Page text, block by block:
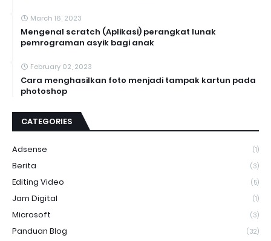
March 16, 2023
Mengenal scratch (Aplikasi) perangkat lunak
pemrograman asyik bagi anak
February 02, 2023
Cara menghasilkan foto menjadi tampak kartun pada
photoshop
CATEGORIES
Adsense (1)
Berita (3)
Editing Video (5)
Jam Digital (1)
Microsoft (3)
Panduan Blog (32)